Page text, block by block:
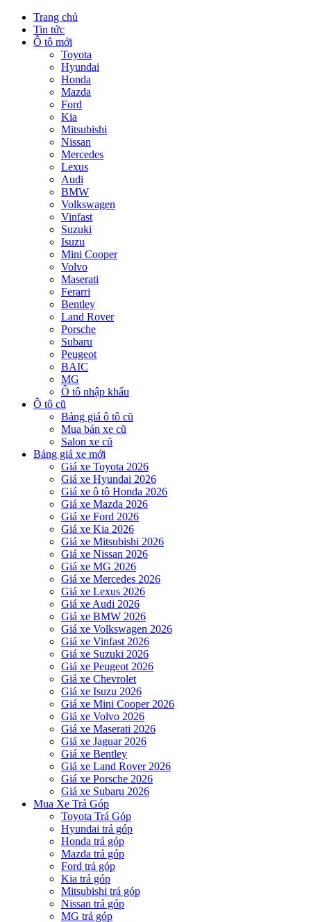
Trang chủ
Tin tức
Ô tô mới
Toyota
Hyundai
Honda
Mazda
Ford
Kia
Mitsubishi
Nissan
Mercedes
Lexus
Audi
BMW
Volkswagen
Vinfast
Suzuki
Isuzu
Mini Cooper
Volvo
Maserati
Ferarri
Bentley
Land Rover
Porsche
Subaru
Peugeot
BAIC
MG
Ô tô nhập khẩu
Ô tô cũ
Bảng giá ô tô cũ
Mua bán xe cũ
Salon xe cũ
Bảng giá xe mới
Giá xe Toyota 2026
Giá xe Hyundai 2026
Giá xe ô tô Honda 2026
Giá xe Mazda 2026
Giá xe Ford 2026
Giá xe Kia 2026
Giá xe Mitsubishi 2026
Giá xe Nissan 2026
Giá xe MG 2026
Giá xe Mercedes 2026
Giá xe Lexus 2026
Giá xe Audi 2026
Giá xe BMW 2026
Giá xe Volkswagen 2026
Giá xe Vinfast 2026
Giá xe Suzuki 2026
Giá xe Peugeot 2026
Giá xe Chevrolet
Giá xe Isuzu 2026
Giá xe Mini Cooper 2026
Giá xe Volvo 2026
Giá xe Maserati 2026
Giá xe Jaguar 2026
Giá xe Bentley
Giá xe Land Rover 2026
Giá xe Porsche 2026
Giá xe Subaru 2026
Mua Xe Trả Góp
Toyota Trả Góp
Hyundai trả góp
Honda trả góp
Mazda trả góp
Ford trả góp
Kia trả góp
Mitsubishi trả góp
Nissan trả góp
MG trả góp